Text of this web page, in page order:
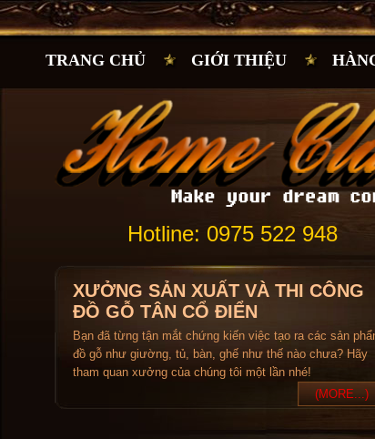
TRANG CHỦ GIỚI THIỆU
Hotline: 0975 522 948
XƯỞNG SẢN XUẤT VÀ THI CÔNG
ĐỒ GỖ TÂN CỔ ĐIỂN
Bạn đã từng tận mắt chứng kiến việc tạo ra các sản
đồ gỗ như giường, tủ, bàn, ghế như thế nào chưa? Hãy
tham quan xưởng của chúng tôi một lần nhé!
(MORE...)